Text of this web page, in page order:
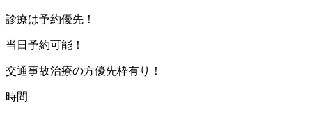
診療は予約優先！
当日予約可能！
交通事故治療の方優先枠有り！
時間